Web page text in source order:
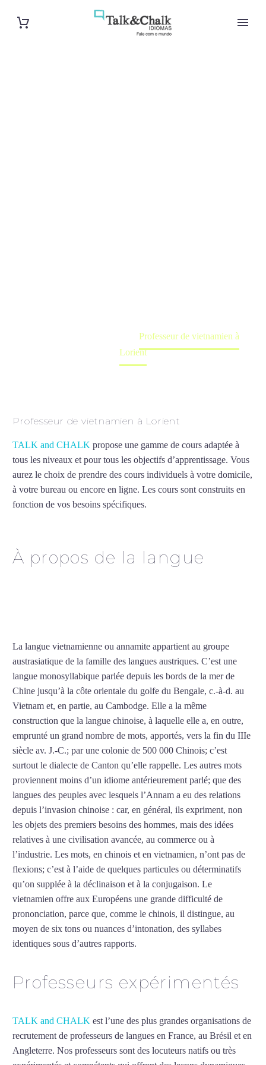
Professeur de vietnamien à
Lorient
Professeur de vietnamien à Lorient
TALK and CHALK propose une gamme de cours adaptée à
tous les niveaux et pour tous les objectifs d’apprentissage. Vous
aurez le choix de prendre des cours individuels à votre domicile,
à votre bureau ou encore en ligne. Les cours sont construits en
fonction de vos besoins spécifiques.
À propos de la langue
La langue vietnamienne ou annamite appartient au groupe
austrasiatique de la famille des langues austriques. C’est une
langue monosyllabique parlée depuis les bords de la mer de
Chine jusqu’à la côte orientale du golfe du Bengale, c.-à-d. au
Vietnam et, en partie, au Cambodge. Elle a la même
construction que la langue chinoise, à laquelle elle a, en outre,
emprunté un grand nombre de mots, apportés, vers la fin du IIIe
siècle av. J.-C.; par une colonie de 500 000 Chinois; c’est
surtout le dialecte de Canton qu’elle rappelle. Les autres mots
proviennent moins d’un idiome antérieurement parlé; que des
langues des peuples avec lesquels l’Annam a eu des relations
depuis l’invasion chinoise : car, en général, ils expriment, non
les objets des premiers besoins des hommes, mais des idées
relatives à une civilisation avancée, au commerce ou à
l’industrie. Les mots, en chinois et en vietnamien, n’ont pas de
flexions; c’est à l’aide de quelques particules ou déterminatifs
qu’on supplée à la déclinaison et à la conjugaison. Le
vietnamien offre aux Européens une grande difficulté de
prononciation, parce que, comme le chinois, il distingue, au
moyen de six tons ou nuances d’intonation, des syllabes
identiques sous d’autres rapports.
Professeurs expérimentés
TALK and CHALK est l’une des plus grandes organisations de
recrutement de professeurs de langues en France, au Brésil et en
Angleterre. Nos professeurs sont des locuteurs natifs ou très